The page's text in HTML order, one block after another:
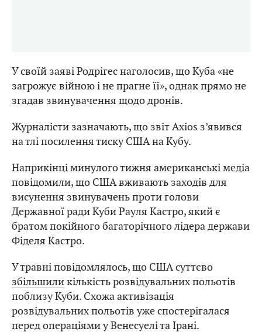
У своїй заяві Родрігес наголосив, що Куба «не
загрожує війною і не прагне її», однак прямо не
згадав звинувачення щодо дронів.
Журналісти зазначають, що звіт Axios з’явився
на тлі посилення тиску США на Кубу.
Наприкінці минулого тижня американські медіа
повідомили, що США вживають заходів для
висунення звинувачень проти голови
Державної ради Куби Рауля Кастро, який є
братом покійного багаторічного лідера держави
Фіделя Кастро.
У травні повідомлялось, що США суттєво
збільшиликількість розвідувальних польотів
поблизу Куби. Схожа активізація
розвідувальних польотів уже спостерігалася
перед операціями у Венесуелі та Ірані.